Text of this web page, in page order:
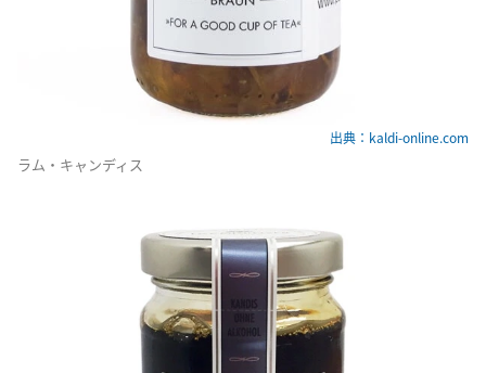
出典：kaldi-online.com
ラム・キャンディス